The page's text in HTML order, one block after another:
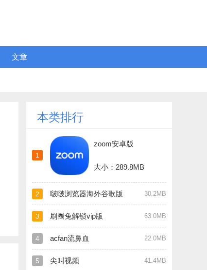
文章
本类排行
1
zoom安卓版
大小：289.8MB
2 啵啵浏览器海外谷歌版 30.2MB
3 刷圈兔解锁vip版 63.0MB
4 acfan流鼻血 22.0MB
5 尖叫视频 41.4MB